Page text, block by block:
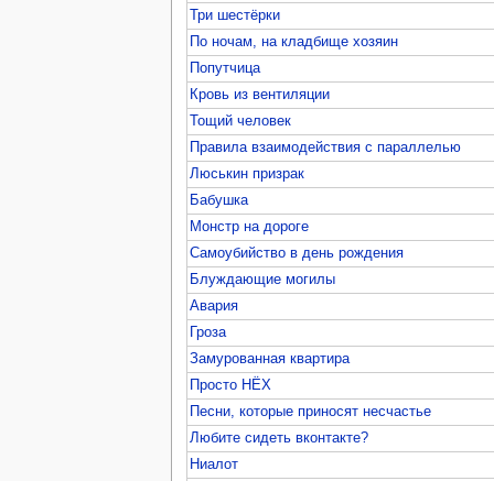
Три шестёрки
По ночам, на кладбище хозяин
Попутчица
Кровь из вентиляции
Тощий человек
Правила взаимодействия с параллелью
Люськин призрак
Бабушка
Монстр на дороге
Самоубийство в день рождения
Блуждающие могилы
Авария
Гроза
Замурованная квартира
Просто НЁХ
Песни, которые приносят несчастье
Любите сидеть вконтакте?
Ниалот